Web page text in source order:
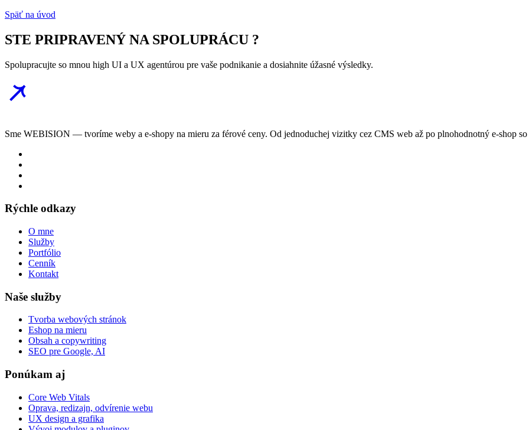
Späť na úvod
STE PRIPRAVENÝ NA SPOLUPRÁCU ?
Spolupracujte so mnou high UI a UX agentúrou pre vaše podnikanie a dosiahnite úžasné výsledky.
Sme WEBISION — tvoríme weby a e-shopy na mieru za férové ceny. Od jednoduchej vizitky cez CMS web až po plnohodnotný e-shop
Rýchle odkazy
O mne
Služby
Portfólio
Cenník
Kontakt
Naše služby
Tvorba webových stránok
Eshop na mieru
Obsah a copywriting
SEO pre Google, AI
Ponúkam aj
Core Web Vitals
Oprava, redizajn, odvírenie webu
UX design a grafika